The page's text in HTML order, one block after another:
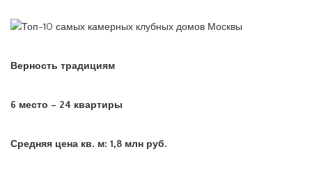
Верность традициям
6 место – 24 квартиры
Средняя цена кв. м: 1,8 млн руб.